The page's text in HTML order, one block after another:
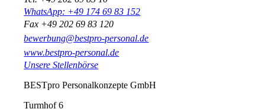
WhatsApp: +49 174 69 83 152
Fax +49 202 69 83 120
bewerbung@bestpro-personal.de
www.bestpro-personal.de
Unsere Stellenbörse
BESTpro Personalkonzepte GmbH
Turmhof 6